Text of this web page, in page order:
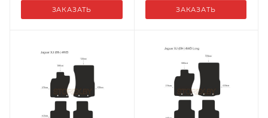
ЗАКАЗАТЬ ЗАКАЗАТЬ